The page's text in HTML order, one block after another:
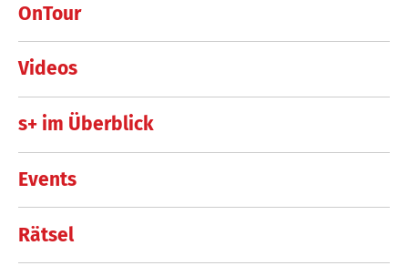
OnTour
Videos
s+ im Überblick
Events
Rätsel